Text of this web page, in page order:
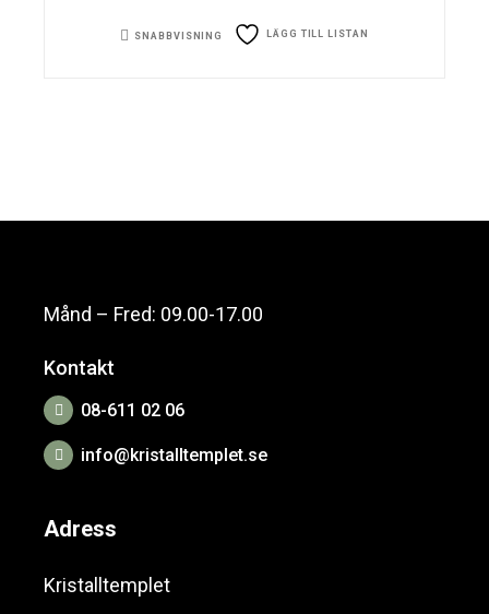
SNABBVISNING LÄGG TILL LISTAN
Månd – Fred: 09.00-17.00
Kontakt
08-611 02 06
info@kristalltemplet.se
Adress
Kristalltemplet